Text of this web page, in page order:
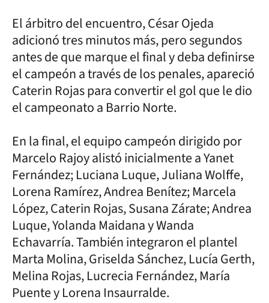
El árbitro del encuentro, César Ojeda
adicionó tres minutos más, pero segundos
antes de que marque el final y deba definirse
el campeón a través de los penales, apareció
Caterin Rojas para convertir el gol que le dio
el campeonato a Barrio Norte.
En la final, el equipo campeón dirigido por
Marcelo Rajoy alistó inicialmente a Yanet
Fernández; Luciana Luque, Juliana Wolffe,
Lorena Ramírez, Andrea Benítez; Marcela
López, Caterin Rojas, Susana Zárate; Andrea
Luque, Yolanda Maidana y Wanda
Echavarría. También integraron el plantel
Marta Molina, Griselda Sánchez, Lucía Gerth,
Melina Rojas, Lucrecia Fernández, María
Puente y Lorena Insaurralde.